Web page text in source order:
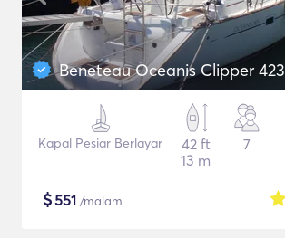
Beneteau Oceanis Clipper 423
Kapal Pesiar Berlayar
42 ft
13 m
7
$551 /malam